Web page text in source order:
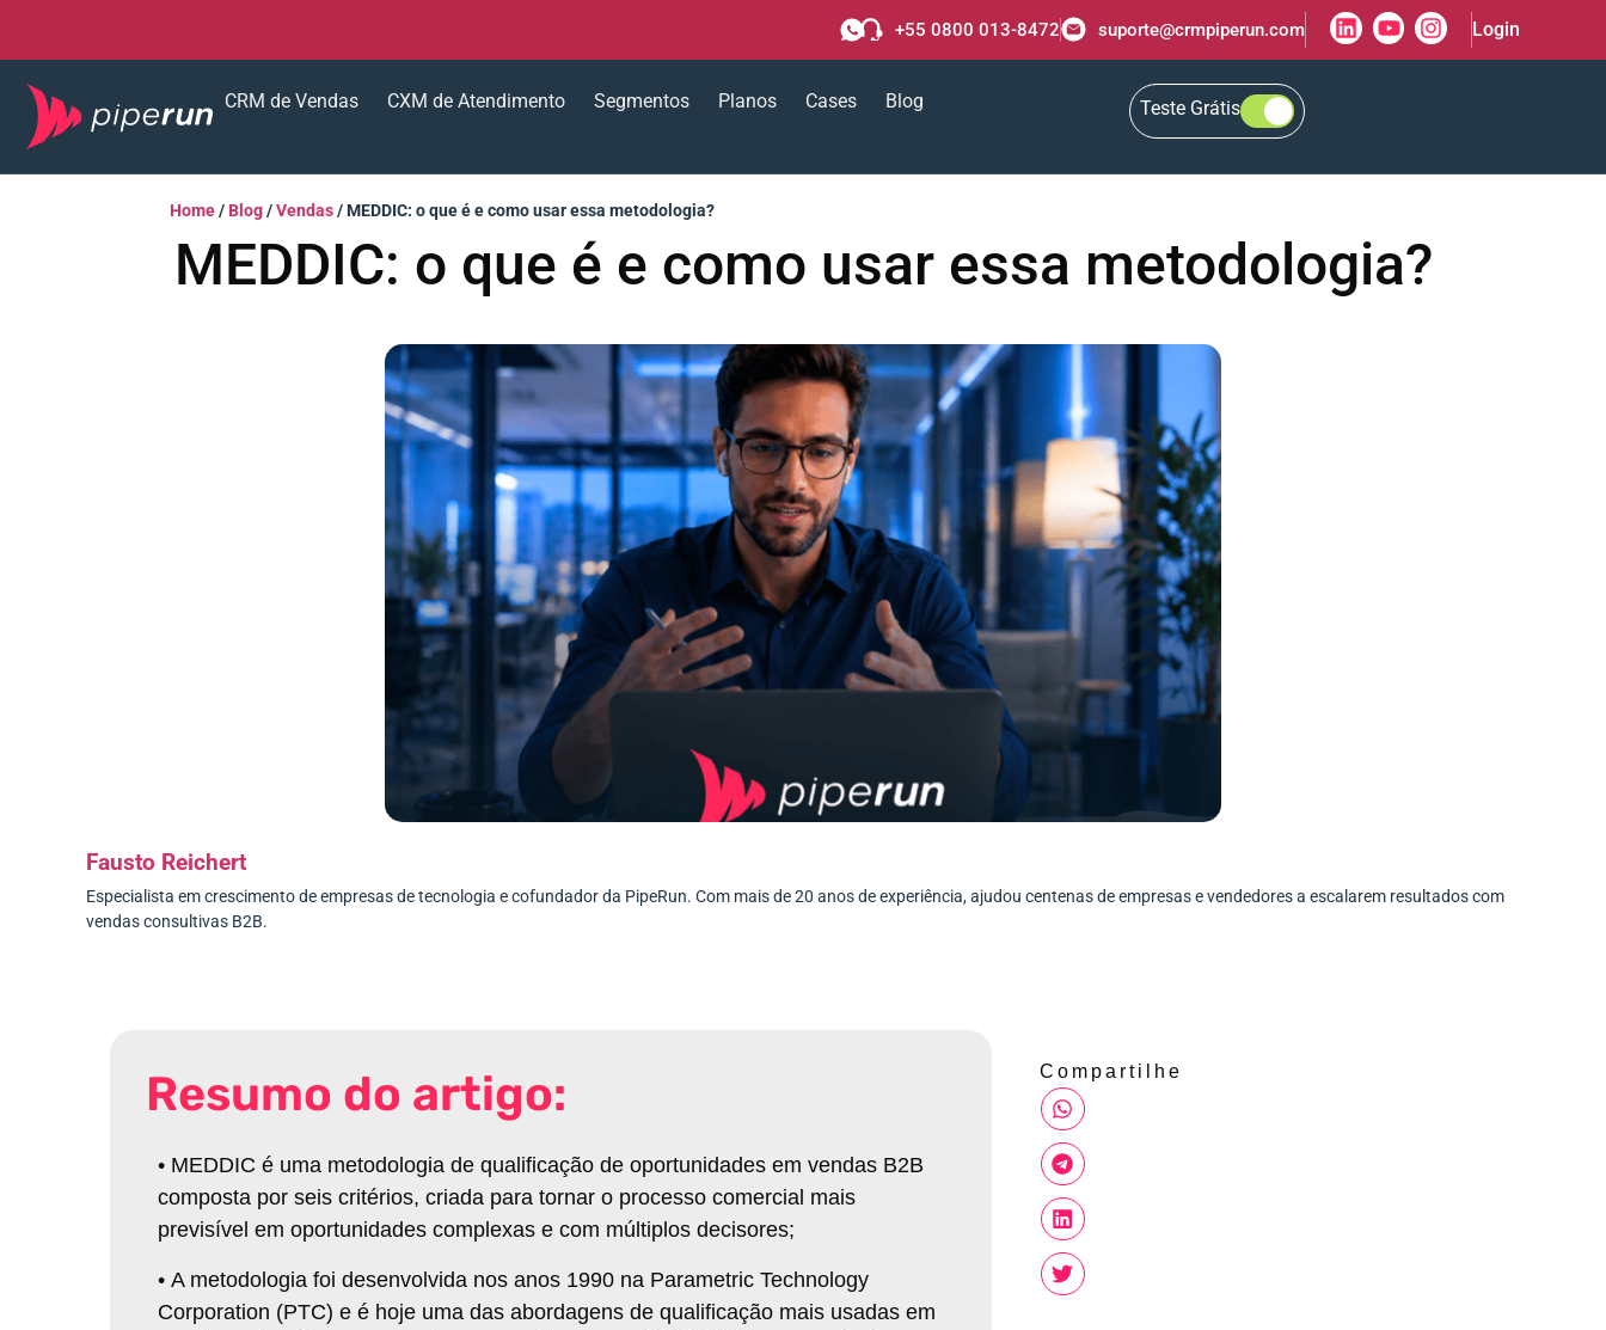
+55 0800 013-8472 suporte@crmpiperun.com Login
CRM de Vendas CXM de Atendimento Segmentos Planos Cases Blog Teste Grátis
Home/ Blog/Vendas/MEDDIC: o que é e como usar essa metodologia?
MEDDIC: o que é e como usar essa metodologia?
Fausto Reichert
Especialista em crescimento de empresas de tecnologia e cofundador da PipeRun. Com mais de 20 anos de experiência, ajudou centenas de empresas e vendedores a escalarem resultados com
vendas consultivas B2B.
Resumo do artigo:
• MEDDIC é uma metodologia de qualificação de oportunidades em vendas B2B
composta por seis critérios, criada para tornar o processo comercial mais
previsível em oportunidades complexas e com múltiplos decisores;
• A metodologia foi desenvolvida nos anos 1990 na Parametric Technology
Corporation (PTC) e é hoje uma das abordagens de qualificação mais usadas em
Compartilhe